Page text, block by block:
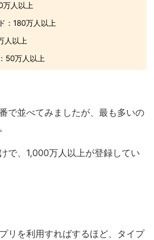
人以上
：180万人以上
人以上
50万人以上
で並べてみましたが、最も多いの
で、1,000万人以上が登録してい
リを利用すればするほど、タイプ